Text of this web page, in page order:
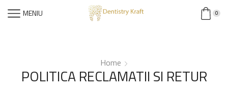
MENIU 0
Home
POLITICA RECLAMATII SI RETUR